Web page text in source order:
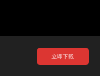
立即下載